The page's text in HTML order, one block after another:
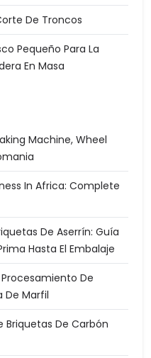
De Troncos
Pequeño Para La
En Masa
Machine, Wheel
In Africa: Complete
De Aserrín: Guía
Hasta El Embalaje
Procesamiento De
De Marfil
Briquetas De Carbón